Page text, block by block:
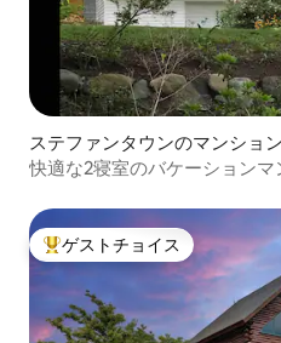
ステファンタウンのマンショ
快適な2寝室のバケーションマ
大好評のゲストチョイスです。
ゲストチョイス